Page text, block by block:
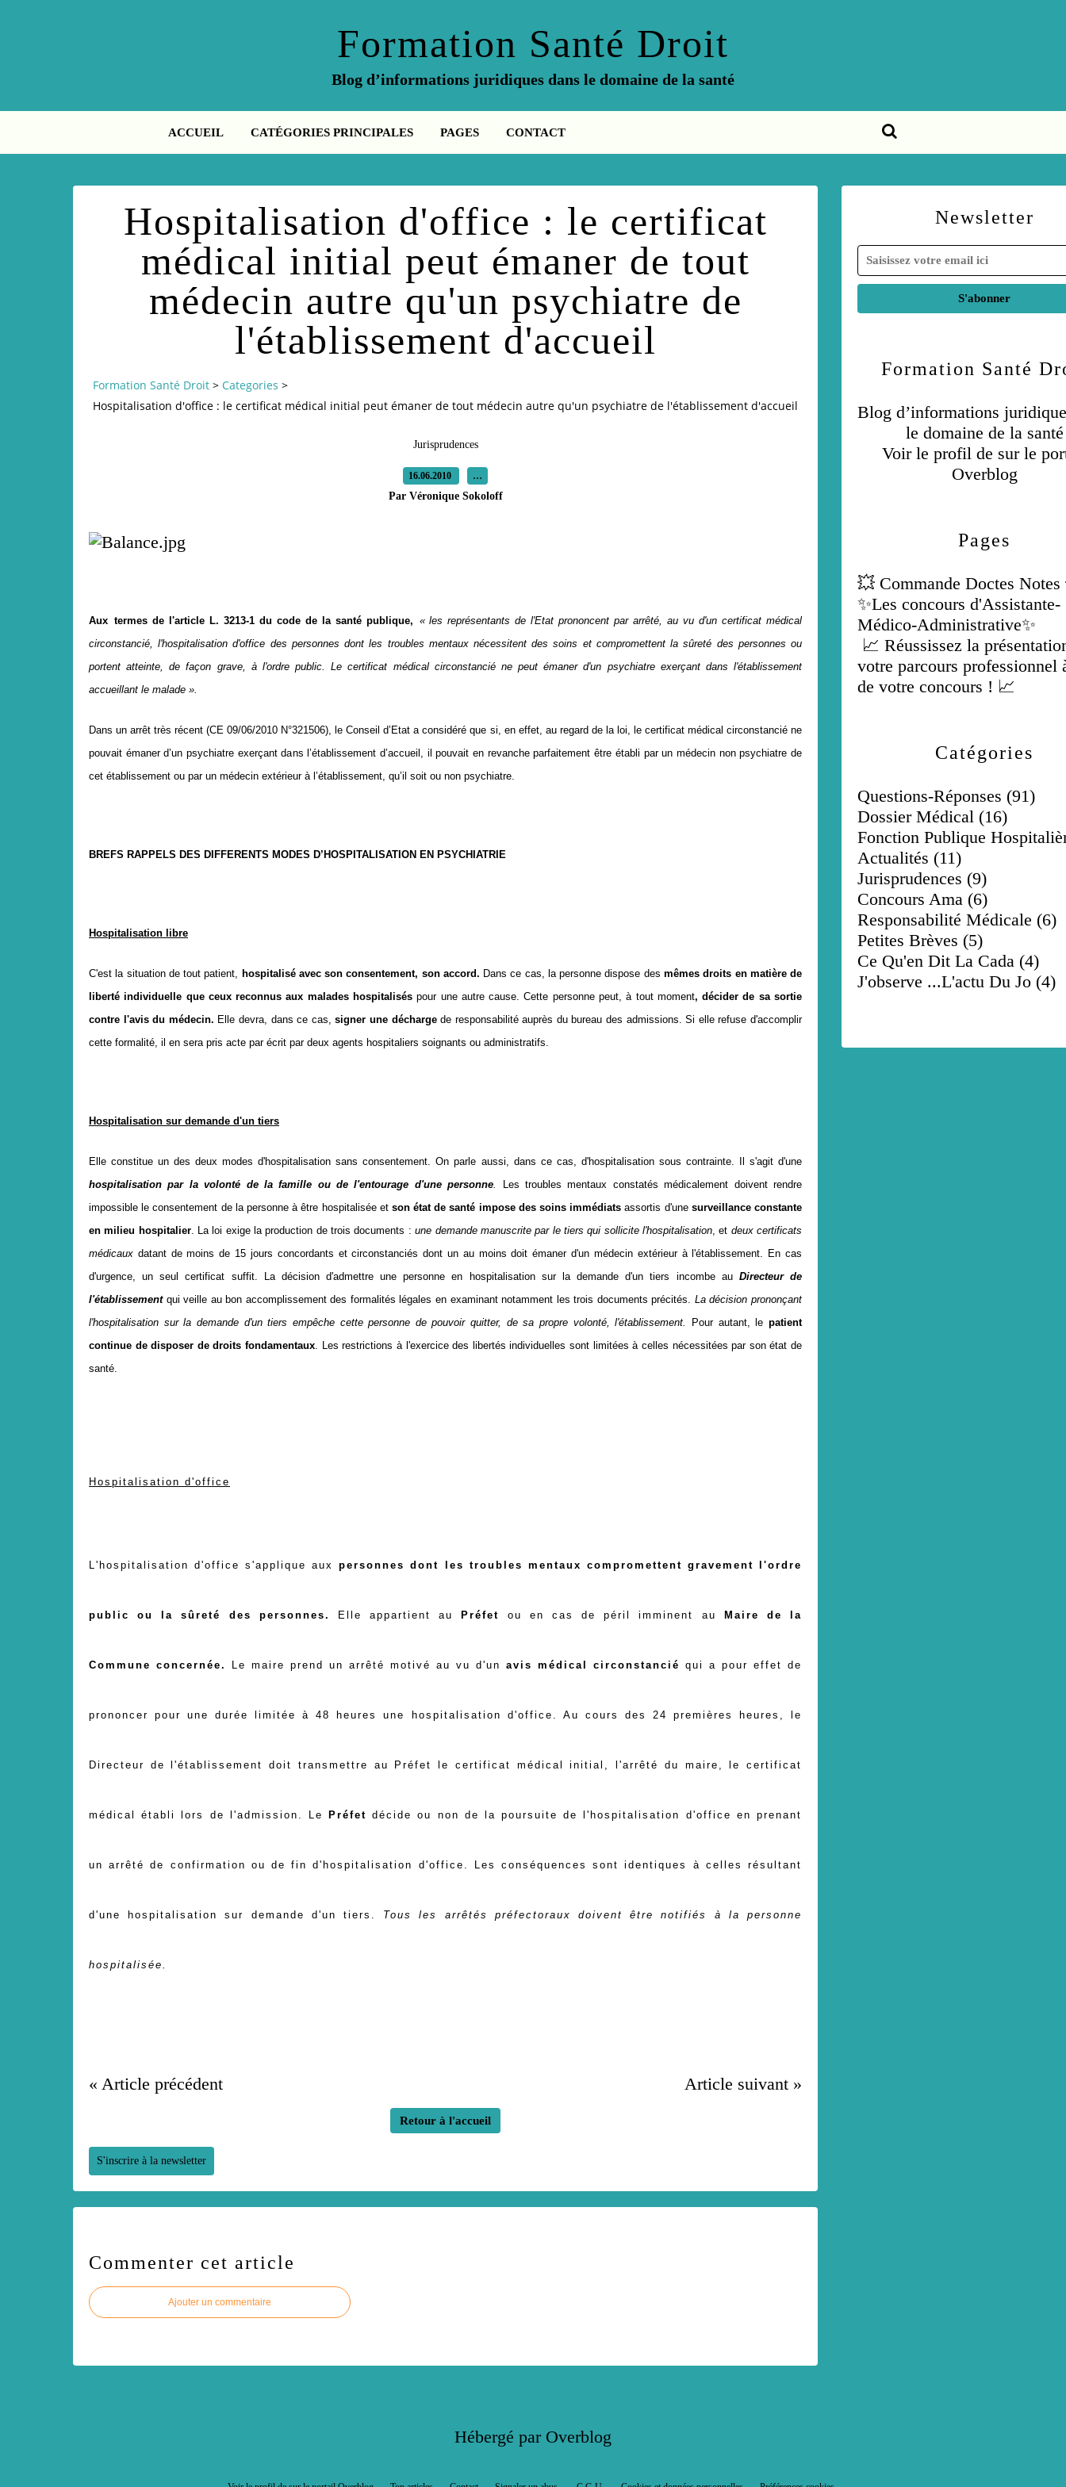
Formation Santé Droit
Blog d’informations juridiques dans le domaine de la santé
ACCUEIL CATÉGORIES PRINCIPALES PAGES CONTACT
Hospitalisation d'office : le certificat
médical initial peut émaner de tout
médecin autre qu'un psychiatre de
l'établissement d'accueil
Formation Santé Droit > Categories >
Hospitalisation d'office : le certificat médical initial peut émaner de tout médecin autre qu'un psychiatre de l'établissement d'accueil
Jurisprudences
16.06.2010 …
Par Véronique Sokoloff
Aux termes de l'article L. 3213-1 du code de la santé publique, « les représentants de l'Etat prononcent par arrêté, au vu d'un certificat médical
circonstancié, l'hospitalisation d'office des personnes dont les troubles mentaux nécessitent des soins et compromettent la sûreté des personnes ou
portent atteinte, de façon grave, à l'ordre public. Le certificat médical circonstancié ne peut émaner d'un psychiatre exerçant dans l'établissement
accueillant le malade ».
Dans un arrêt très récent (CE 09/06/2010 N°321506), le Conseil d’Etat a considéré que si, en effet, au regard de la loi, le certificat médical circonstancié ne
pouvait émaner d’un psychiatre exerçant dans l’établissement d’accueil, il pouvait en revanche parfaitement être établi par un médecin non psychiatre de
cet établissement ou par un médecin extérieur à l’établissement, qu’il soit ou non psychiatre.
BREFS RAPPELS DES DIFFERENTS MODES D’HOSPITALISATION EN PSYCHIATRIE
Hospitalisation libre
C'est la situation de tout patient, hospitalisé avec son consentement, son accord. Dans ce cas, la personne dispose des mêmes droits en matière de
liberté individuelle que ceux reconnus aux malades hospitalisés pour une autre cause. Cette personne peut, à tout moment, décider de sa sortie
contre l'avis du médecin. Elle devra, dans ce cas,signer une déchargede responsabilité auprès du bureau des admissions. Si elle refuse d'accomplir
cette formalité, il en sera pris acte par écrit par deux agents hospitaliers soignants ou administratifs.
Hospitalisation sur demande d'un tiers
Elle constitue un des deux modes d'hospitalisation sans consentement. On parle aussi, dans ce cas, d'hospitalisation sous contrainte. Il s'agit d'une
hospitalisation par la volonté de la famille ou de l'entourage d'une personne
Les troubles mentaux constatés médicalement doivent rendre
impossible le consentement de la personne à être hospitalisée et son état de santé impose des soins immédiats assortis d'une surveillance constante
en milieu hospitalier. La loi exige laproduction de trois documents : une demande manuscrite par le tiers qui sollicite l'hospitalisation , et deux certificats
médicaux datant de moins de 15 jours concordants et circonstanciés dont un au moins doit émaner d'un médecin extérieur à l'établissement. En cas
d'urgence, un seul certificat suffit. La décision d'admettre une personne en hospitalisation sur la demande d'un tiers incombe au Directeur de
l'établissementqui veille au bon accomplissement des formalités légales en examinant notamment les trois documents précités. La décision prononçant
l'hospitalisation sur la demande d'un tiers empêche cette personne de pouvoir quitter, de sa propre volonté, l'établissement.
Pour autant, lepatient
continue de disposer de droits fondamentaux . Les restrictions à l'exercice des libertés individuelles sont limitées à celles nécessitées par son état de
santé.
Hospitalisation d'office
L'hospitalisation d'offices'applique aux personnes dont les troubles mentaux compromettent gravement l'ordre
public ou la sûreté des personnes. Elle appartient au Préfet ou en cas de péril imminent au Maire de la
Commune concernée. Le maire prend un arrêté motivé au vu d'un avis médical circonstancié qui a pour effet de
prononcer pour une durée limitée à 48 heures une hospitalisation d'office. Au cours des 24 premières heures, le
Directeur de l'établissement doit transmettre au Préfet le certificat médical initial, l'arrêté du maire, le certificat
médical établi lors de l'admission. Le Préfet décide ou non de la poursuite de l'hospitalisation d'office enprenant
un arrêté de confirmation ou de fin d'hospitalisation d'office. Les conséquences sont identiques à celles résultant
d'une hospitalisation sur demande d'un tiers. Tous les arrêtés préfectoraux doivent être notifiés à la personne
hospitalisée.
« Article précédent Article suivant »
Retour à l'accueil
S'inscrire à la newsletter
Commenter cet article
Ajouter un commentaire
Newsletter
Catégories
Questions-Réponses (91)
Dossier Médical (16)
Fonction Publique
Actualités (11)
Jurisprudences (9)
Concours Ama (6)
Responsabilité Médicale (6)
Petites Brèves (5)
Ce Qu'en Dit La Cada (4)
J'observe ...l'actu Du Jo (4)
Pages
💥 Commande Doctes Notes
✨Les concours d'Assistante-
Médico-Administrative✨
📈 Réussissez la
votre parcours professionnel
de votre concours ! 📈
Formation Santé
Blog d’informations
le domaine de la santé
Voir le profil de sur le
Overblog
Hébergé par Overblog